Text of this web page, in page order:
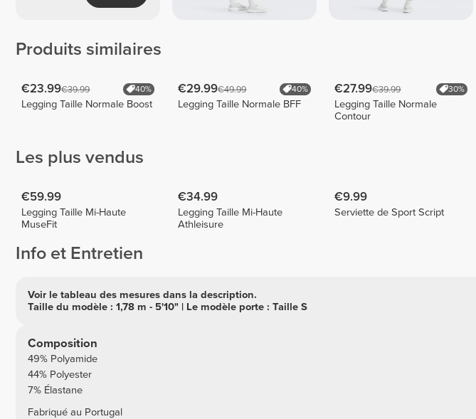
Produits similaires
€23.99€39.99 40%
Legging Taille Normale Boost
€29.99€49.99 40%
Legging Taille Normale BFF
€27.99€39.99 30%
Legging Taille Normale
Contour
Les plus vendus
€59.99
Legging Taille Mi-Haute
MuseFit
€34.99
Legging Taille Mi-Haute
Athleisure
€9.99
Serviette de Sport Script
Info et Entretien
Voir le tableau des mesures dans la description.
Taille du modèle : 1,78 m - 5'10" | Le modèle porte : Taille S
Composition
49% Polyamide
44% Polyester
7% Élastane
Fabriqué au Portugal